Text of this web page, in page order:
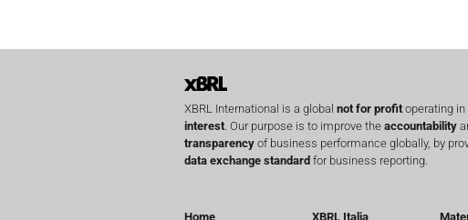
XBRL International is a global not for profitoperating in
interest. Our purpose is to improve the accountability
transparency of business performance globally, by
data exchange standard for business reporting.
Home XBRL Italia